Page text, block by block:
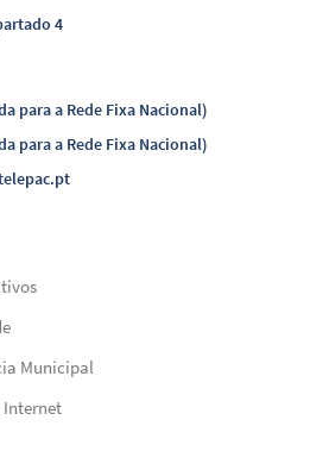
4
para a Rede Fixa Nacional)
para a Rede Fixa Nacional)
Municipal
Internet